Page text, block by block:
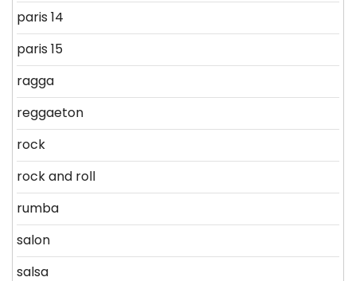
paris 14
paris 15
ragga
reggaeton
rock
rock and roll
rumba
salon
salsa